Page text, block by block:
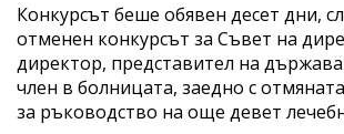
Конкурсът беше обявен десет дни,
отменен конкурсът за Съвет на
директор, представител на
член в болницата, заедно с
за ръководство на още девет